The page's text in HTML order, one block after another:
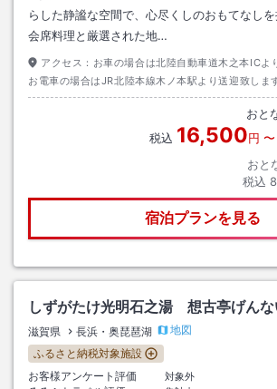
らした静謐な空間で、心尽くしのおもてなし
会席料理と厳選された地…
アクセス： お車の場合は北陸自動車道木之本ICよ
お電車の場合はJR北陸本線木ノ本駅より送迎致しま
おと
税込 16,500円 〜
おと
税込
宿泊プランを見る
しずがたけ光明石之湯 想古亭げんな
滋賀県 長浜・奥琵琶湖
地図
ふるさと納税対象施設
お客様アンケート評価
対象外